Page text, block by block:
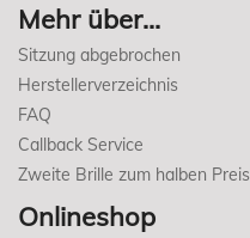
Mehr über...
Sitzung abgebrochen
Herstellerverzeichnis
FAQ
Callback Service
Zweite Brille zum halben Preis
Onlineshop